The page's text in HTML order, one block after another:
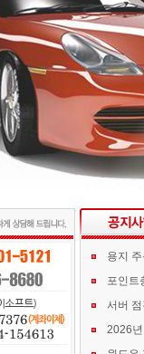
용지 주
포인트
서버
2026